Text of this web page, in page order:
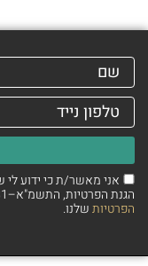
אני מאשר/ת כי ידוע
הגנת הפרטיות, התשמ"א–1981 (כולל תיקון 13), ובהתאם ל
הפרטיותשלנו.